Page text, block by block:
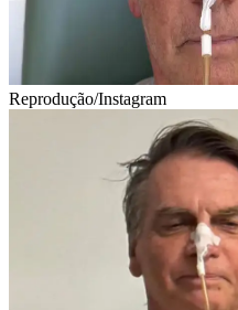
Reprodução/Instagram